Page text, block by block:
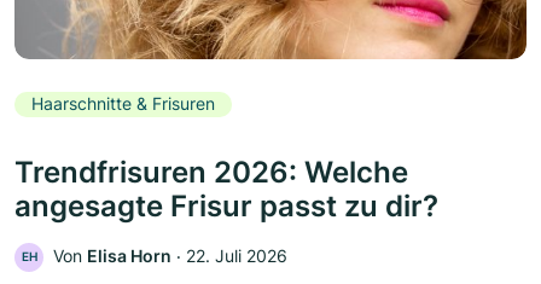
Haarschnitte & Frisuren
Trendfrisuren 2026: Welche
angesagte Frisur passt zu dir?
EH Von Elisa Horn ‧ 22. Juli 2026